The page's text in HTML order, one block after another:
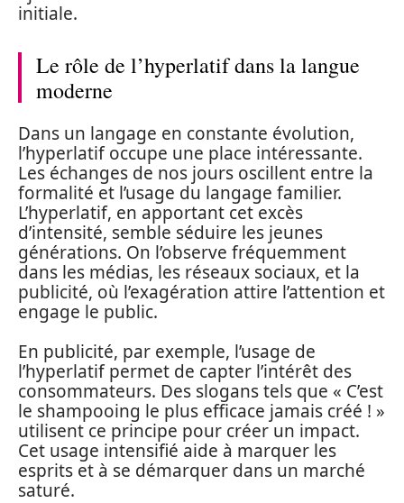
initiale.
Le rôle de l’hyperlatif dans la langue
moderne
Dans un langage en constante évolution,
l’hyperlatif occupe une place intéressante.
Les échanges de nos jours oscillent entre la
formalité et l’usage du langage familier.
L’hyperlatif, en apportant cet excès
d’intensité, semble séduire les jeunes
générations. On l’observe fréquemment
dans les médias, les réseaux sociaux, et la
publicité, où l’exagération attire l’attention et
engage le public.
En publicité, par exemple, l’usage de
l’hyperlatif permet de capter l’intérêt des
consommateurs. Des slogans tels que « C’est
le shampooing le plus efficace jamais créé ! »
utilisent ce principe pour créer un impact.
Cet usage intensifié aide à marquer les
esprits et à se démarquer dans un marché
saturé.